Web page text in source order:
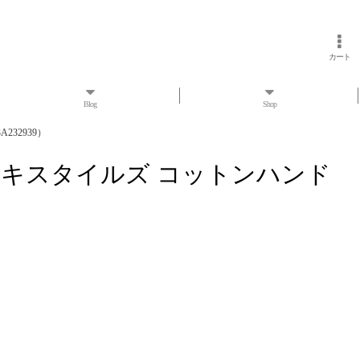
カート
Blog Shop
）
スタイルズ コットンハンド